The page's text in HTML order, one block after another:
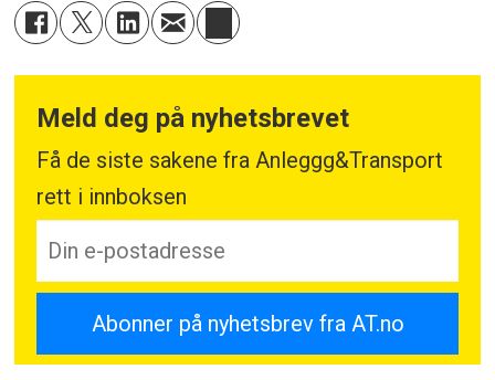
Meld deg på nyhetsbrevet
Få de siste sakene fra Anleggg&Transport
rett i innboksen